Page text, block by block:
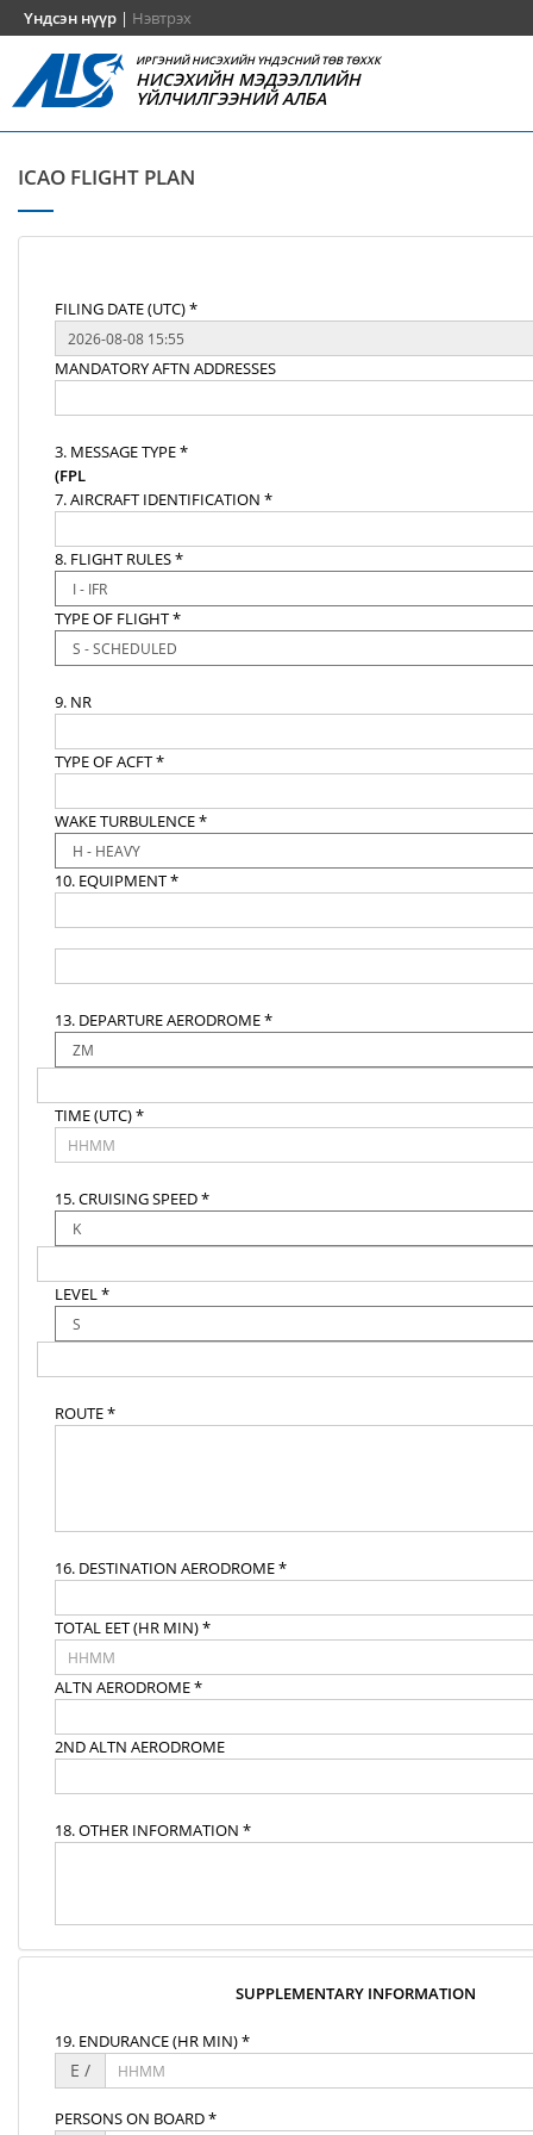
Үндсэн нүүр | Нэвтрэх
ИРГЭНИЙ НИСЭХИЙН ҮНДЭСНИЙ ТӨВ ТӨХХК
НИСЭХИЙН МЭДЭЭЛЛИЙН
ҮЙЛЧИЛГЭЭНИЙ АЛБА
ICAO FLIGHT PLAN
FILING DATE (UTC) *
MANDATORY AFTN ADDRESSES
3. MESSAGE TYPE *
(FPL
7. AIRCRAFT IDENTIFICATION *
8. FLIGHT RULES *
TYPE OF FLIGHT *
9. NR
TYPE OF ACFT *
WAKE TURBULENCE *
10. EQUIPMENT *
13. DEPARTURE AERODROME *
TIME (UTC) *
15. CRUISING SPEED *
LEVEL *
ROUTE *
16. DESTINATION AERODROME *
TOTAL EET (HR MIN) *
ALTN AERODROME *
2ND ALTN AERODROME
18. OTHER INFORMATION *
SUPPLEMENTARY INFORMATION
19. ENDURANCE (HR MIN) *
E /
PERSONS ON BOARD *